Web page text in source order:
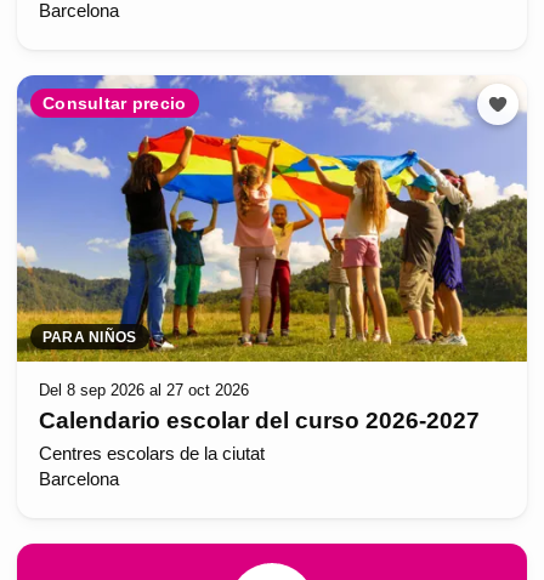
Barcelona
Consultar precio
PARA NIÑOS
Del 8 sep 2026 al 27 oct 2026
Calendario escolar del curso 2026-2027
Centres escolars de la ciutat
Barcelona